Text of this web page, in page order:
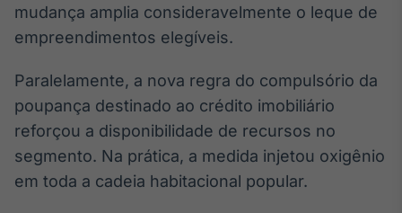
mudança amplia consideravelmente o leque de
empreendimentos elegíveis.
Paralelamente, a nova regra do compulsório da
poupança destinado ao crédito imobiliário
reforçou a disponibilidade de recursos no
segmento. Na prática, a medida injetou oxigênio
em toda a cadeia habitacional popular.